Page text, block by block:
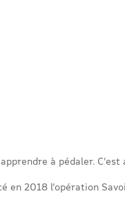
à pédaler.
2018 l’opération